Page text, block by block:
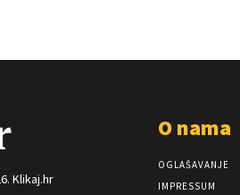
Klikaj.hr
O nama
OGLAŠAVANJE
IMPRESSUM